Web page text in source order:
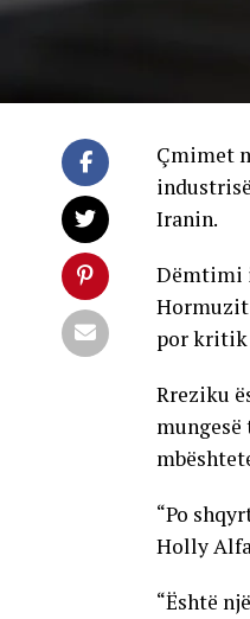
Çmimet
Iranin.
Dëmtimi
Hormuzit
por kritik
Rreziku
“Po
Holly
“Është